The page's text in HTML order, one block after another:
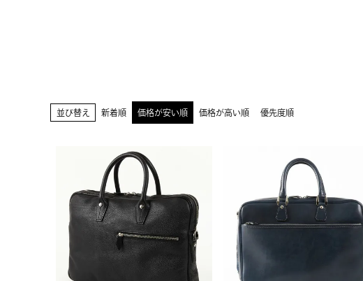
並び替え 新着順 価格が安い順 価格が高い順 優先度順